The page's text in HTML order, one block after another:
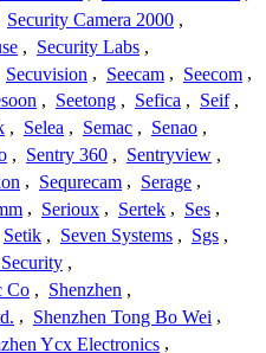
Security Camera 2000 ,
, Security Labs ,
Secuvision , Seecam , Seecom ,
, Seetong , Sefica , Seif ,
, Selea , Semac , Senao ,
, Sentry 360 , Sentryview ,
, Sequrecam , Serage ,
, Serioux , Sertek , Ses ,
Setik , Seven Systems , Sgs ,
,
Co , Shenzhen ,
, Shenzhen Tong Bo Wei ,
Ycx Electronics ,